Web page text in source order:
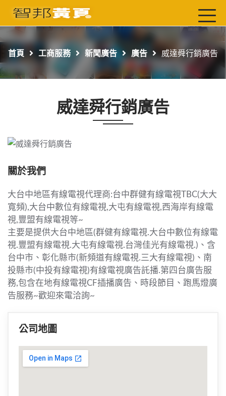
首頁
最新店家
吃喝玩樂
玩樂導航主題行程
一頁式黃頁
聯絡我們
首頁 工商服務 新聞廣告 廣告 威達舜行銷廣告
威達舜行銷廣告
關於我們
大台中地區有線電視代理商:台中群健有線電視TBC(大大
寬頻),大台中數位有線電視,大屯有線電視,西海岸有線電
視,豐盟有線電視等~
主要是提供大台中地區(群健有線電視.大台中數位有線電
視.豐盟有線電視.大屯有線電視.台灣佳光有線電視.)、含
台中市、彰化縣市(新頻道有線電視.三大有線電視)、南
投縣市(中投有線電視)有線電視廣告託播.第四台廣告服
務,包含在地有線電視CF插播廣告、時段節目、跑馬燈廣
告服務~歡迎來電洽詢~
公司地圖